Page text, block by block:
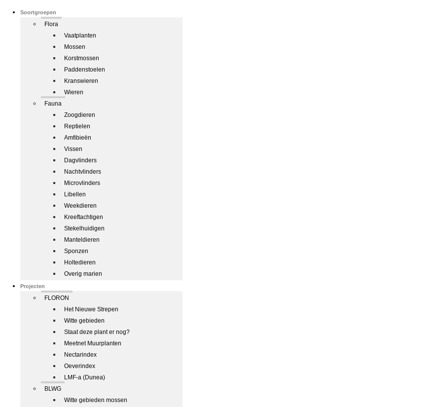
Soortgroepen
Flora
Vaatplanten
Mossen
Korstmossen
Paddenstoelen
Kranswieren
Wieren
Fauna
Zoogdieren
Reptielen
Amfibieën
Vissen
Dagvlinders
Nachtvlinders
Microvlinders
Libellen
Weekdieren
Kreeftachtigen
Stekelhuidigen
Manteldieren
Sponzen
Holtedieren
Overig marien
Projecten
FLORON
Het Nieuwe Strepen
Witte gebieden
Staat deze plant er nog?
Meetnet Muurplanten
Nectarindex
Oeverindex
LMF-a (Dunea)
BLWG
Witte gebieden mossen